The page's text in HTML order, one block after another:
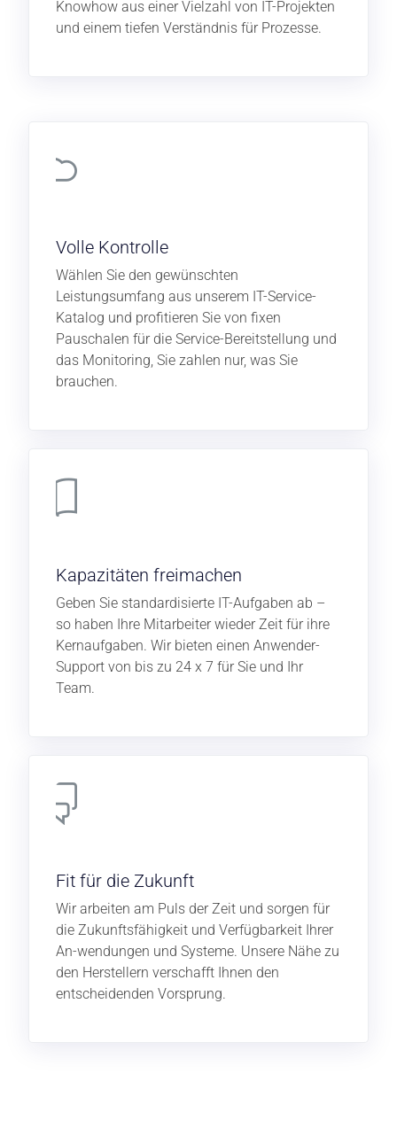
Knowhow aus einer Vielzahl von IT-Projekten
und einem tiefen Verständnis für Prozesse.
Volle Kontrolle
Wählen Sie den gewünschten
Leistungsumfang aus unserem IT-Service-
Katalog und profitieren Sie von fixen
Pauschalen für die Service-Bereitstellung und
das Monitoring, Sie zahlen nur, was Sie
brauchen.
Kapazitäten freimachen
Geben Sie standardisierte IT-Aufgaben ab –
so haben Ihre Mitarbeiter wieder Zeit für ihre
Kernaufgaben. Wir bieten einen Anwender-
Support von bis zu 24 x 7 für Sie und Ihr
Team.
Fit für die Zukunft
Wir arbeiten am Puls der Zeit und sorgen für
die Zukunftsfähigkeit und Verfügbarkeit Ihrer
An-wendungen und Systeme. Unsere Nähe zu
den Herstellern verschafft Ihnen den
entscheidenden Vorsprung.